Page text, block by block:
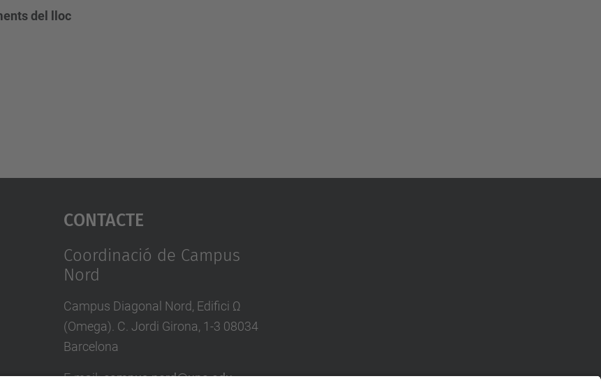
del lloc
Contacte
Coordinació de Campus
Nord
Campus Diagonal Nord, Edifici Ω
(Omega). C. Jordi Girona, 1-3 08034
Barcelona
E-mail:campus.nord@upc.edu